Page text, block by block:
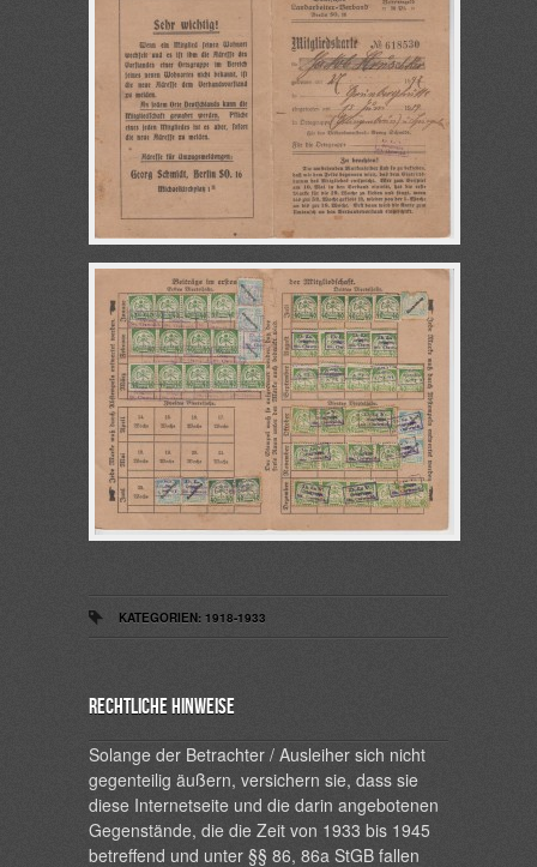
KATEGORIEN: 1918-1933
Rechtliche Hinweise
Solange der Betrachter / Ausleiher sich nicht
gegenteilig äußern, versichern sie, dass sie
diese Internetseite und die darin angebotenen
Gegenstände, die die Zeit von 1933 bis 1945
betreffend und unter §§ 86, 86a StGB fallen